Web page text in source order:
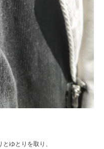
ゆとりを取り、